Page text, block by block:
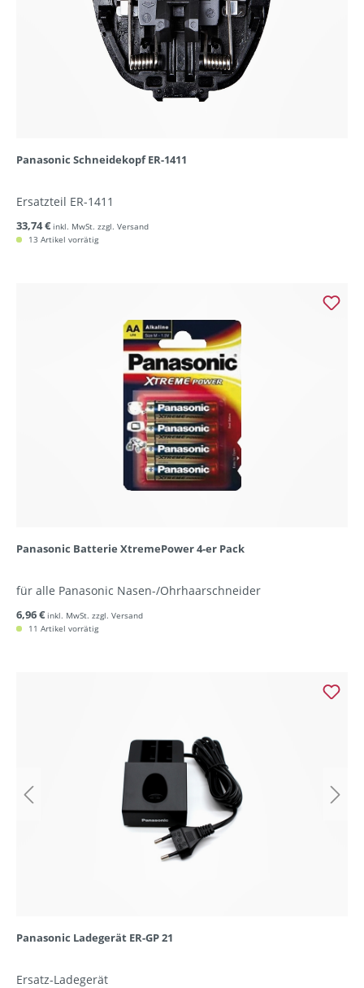
Panasonic Schneidekopf ER-1411
Ersatzteil ER-1411
33,74 € inkl. MwSt. zzgl. Versand
13 Artikel vorrätig
Panasonic Batterie XtremePower 4-er Pack
für alle Panasonic Nasen-/Ohrhaarschneider
6,96 € inkl. MwSt. zzgl. Versand
11 Artikel vorrätig
Panasonic Ladegerät ER-GP 21
Ersatz-Ladegerät